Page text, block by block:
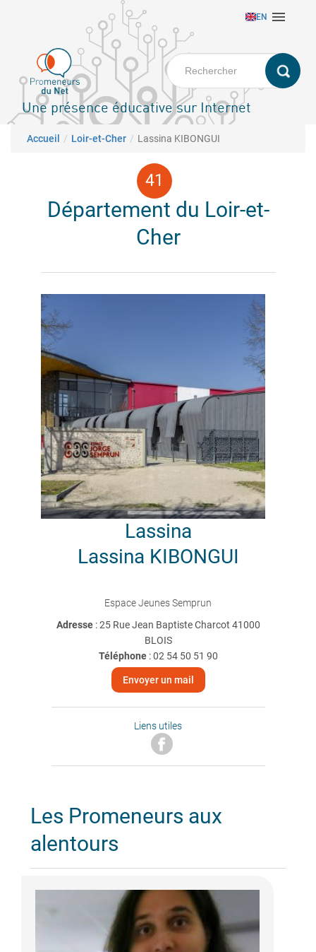
principal
EN 
Une présence éducative sur Internet
Fil d'Ariane
Accueil Loir-et-Cher Lassina KIBONGUI
Département du Loir-et-
Cher
Lassina
Lassina KIBONGUI
Espace Jeunes Semprun
Adresse : 25 Rue Jean Baptiste Charcot 41000
BLOIS
Téléphone:02 54 50 51 90
Envoyer un mail
Liens utiles
Les Promeneurs aux
alentours